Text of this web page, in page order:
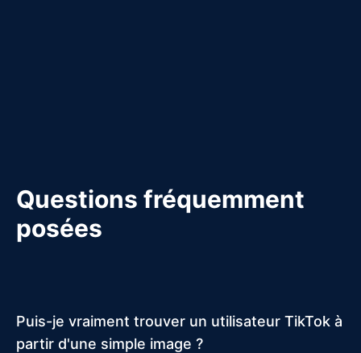
Questions fréquemment
posées
Puis-je vraiment trouver un utilisateur TikTok à
partir d'une simple image ?